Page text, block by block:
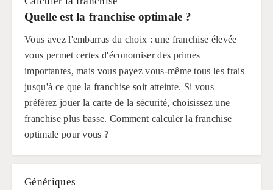
Quelle est la franchise optimale ?
Vous avez l'embarras du choix : une franchise élevée
vous permet certes d'économiser des primes
importantes, mais vous payez vous-même tous les frais
jusqu'à ce que la franchise soit atteinte. Si vous
préférez jouer la carte de la sécurité, choisissez une
franchise plus basse. Comment calculer la franchise
optimale pour vous ?
Génériques